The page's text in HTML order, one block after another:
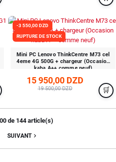
-3 550,00 DZD
RUPTURE DE STOCK
Mini PC Lenovo ThinkCentre M73 cel
4eme 4G 500G + chargeur (Occasion
kaba A++ comme neuf)
15 950,00 DZD
19 500,00 DZD
de 144 article(s)
SUIVANTnavigate_next